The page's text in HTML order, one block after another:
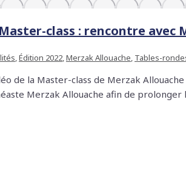
class : rencontre avec
,Édition 2022,Merzak Allouache, Tables-
de la Master-class de Merzak
Merzak Allouache afin de